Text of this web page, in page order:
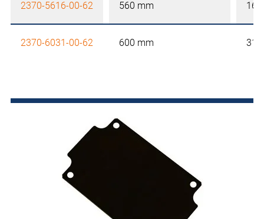
2370-5616-00-62 560 mm
2370-6031-00-62 600 mm